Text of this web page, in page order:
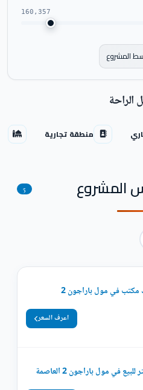
160,357
المشروع
الراحة
منطقة تجارية
المشروع 5
في مول باراجون 2
اعرف السعر